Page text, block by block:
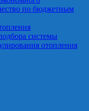
по бюджетным
системы
отопления